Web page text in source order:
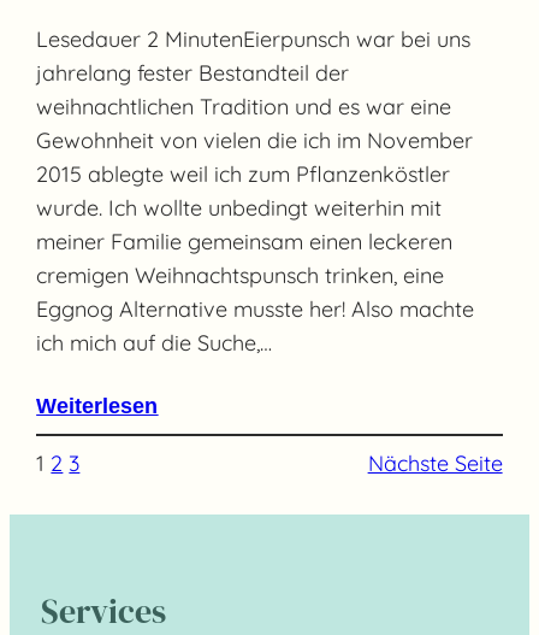
Lesedauer 2 MinutenEierpunsch war bei uns
jahrelang fester Bestandteil der
weihnachtlichen Tradition und es war eine
Gewohnheit von vielen die ich im November
2015 ablegte weil ich zum Pflanzenköstler
wurde. Ich wollte unbedingt weiterhin mit
meiner Familie gemeinsam einen leckeren
cremigen Weihnachtspunsch trinken, eine
Eggnog Alternative musste her! Also machte
ich mich auf die Suche,…
Weiterlesen
1 2 3 Nächste Seite
Services